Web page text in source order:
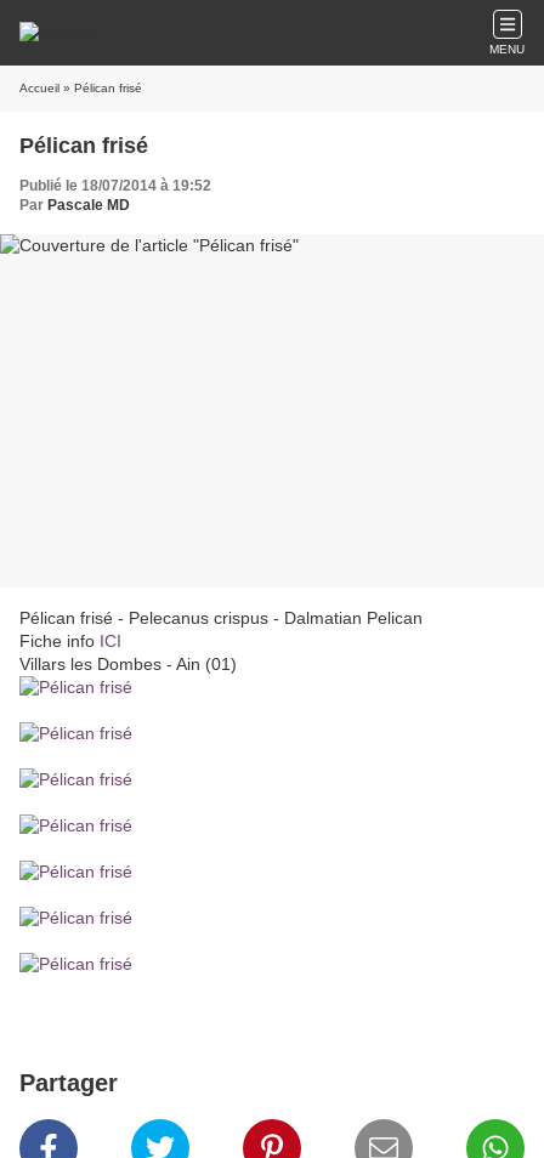
MENU
Accueil » Pélican frisé
Pélican frisé
Publié le 18/07/2014 à 19:52
Par Pascale MD
Pélican frisé - Pelecanus crispus - Dalmatian Pelican
Fiche info ICI
Villars les Dombes - Ain (01)
Partager